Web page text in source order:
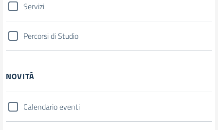
Servizi
Percorsi di Studio
NOVITÀ
Calendario eventi